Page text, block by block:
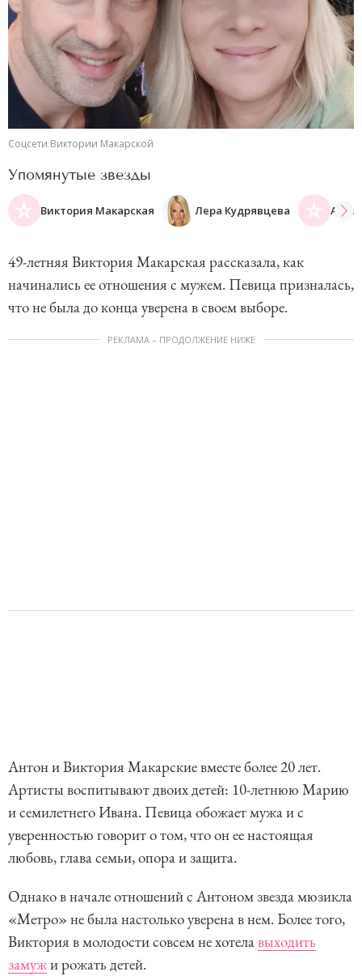
Соцсети Виктории Макарской
Упомянутые звезды
Виктория Макарская Лера Кудрявцева
49-летняя Виктория Макарская рассказала, как
начинались ее отношения с мужем. Певица призналась,
что не была до конца уверена в своем выборе.
РЕКЛАМА – ПРОДОЛЖЕНИЕ НИЖЕ
Антон и Виктория Макарские вместе более 20 лет.
Артисты воспитывают двоих детей: 10-летнюю Марию
и семилетнего Ивана. Певица обожает мужа и с
уверенностью говорит о том, что он ее настоящая
любовь, глава семьи, опора и защита.
Однако в начале отношений с Антоном звезда мюзикла
«Метро» не была настолько уверена в нем. Более того,
Виктория в молодости совсем не хотелавыходить
замужи рожать детей.